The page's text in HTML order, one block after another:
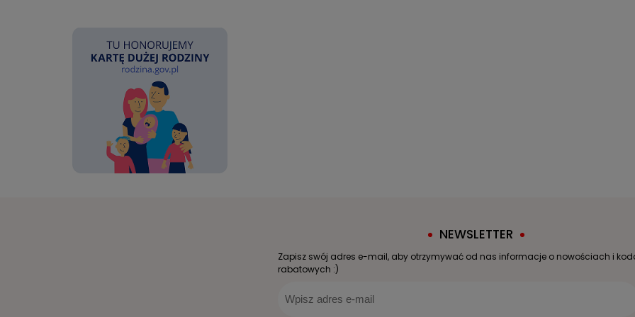
NEWSLETTER
Zapisz swój adres e-mail, aby otrzymywać od nas informacje o nowościach i
rabatowych :)